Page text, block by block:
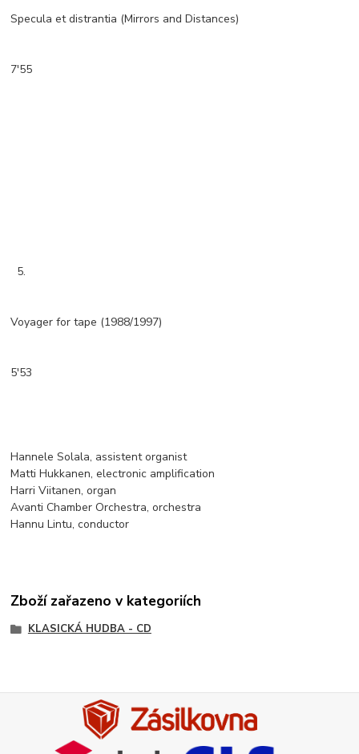
Specula et distrantia (Mirrors and Distances)
7'55
5.
Voyager for tape (1988/1997)
5'53
Hannele Solala, assistent organist
Matti Hukkanen, electronic amplification
Harri Viitanen, organ
Avanti Chamber Orchestra, orchestra
Hannu Lintu, conductor
Zboží zařazeno v kategoriích
KLASICKÁ HUDBA - CD